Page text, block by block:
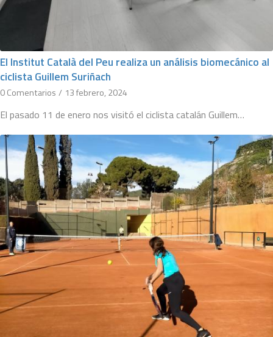
El Institut Català del Peu realiza un análisis biomecánico al
ciclista Guillem Suriñach
0 Comentarios / 13 febrero, 2024
El pasado 11 de enero nos visitó el ciclista catalán Guillem…